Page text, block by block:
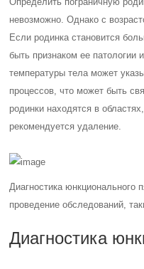
невозможно. Однако с
Если родинка становится
быть признаком ее патологии
температуры тела может
процессов, что может быть
родинки находятся в
рекомендуется удаление.
Диагностика юнкционального
проведение обследований,
Диагностика